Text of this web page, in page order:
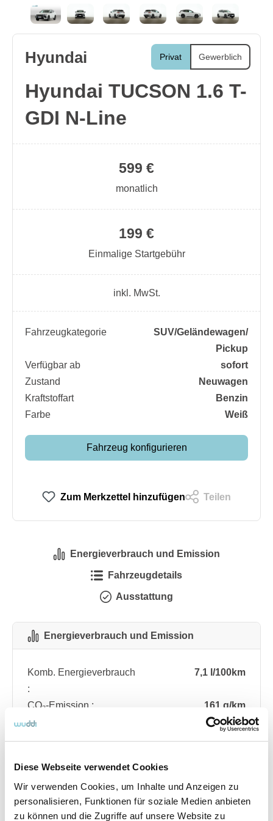
Diese Webseite verwendet Cookies
Wir verwenden Cookies, um Inhalte und Anzeigen zu
personalisieren, Funktionen für soziale Medien anbieten
zu können und die Zugriffe auf unsere Website zu
Privat Gewerblich
Hyundai
Hyundai TUCSON 1.6 T-
GDI N-Line
199 €
Einmalige Startgebühr
599 €
monatlich
inkl. MwSt.
Fahrzeugkategorie
SUV/​Geländewagen/​
Pickup
Verfügbar ab
sofort
Zustand
Neuwagen
Kraftstoffart
Benzin
Farbe
Weiß
Fahrzeug konfigurieren
Zum Merkzettel hinzufügen Teilen
Energieverbrauch und Emission
Fahrzeugdetails
Ausstattung
Energieverbrauch und Emission
Komb. Energieverbrauch
:
7,1 l/100km
CO₂-Emission :
161 g/km
CO₂-Klasse :
F
Angebotsnummer ABO76.295